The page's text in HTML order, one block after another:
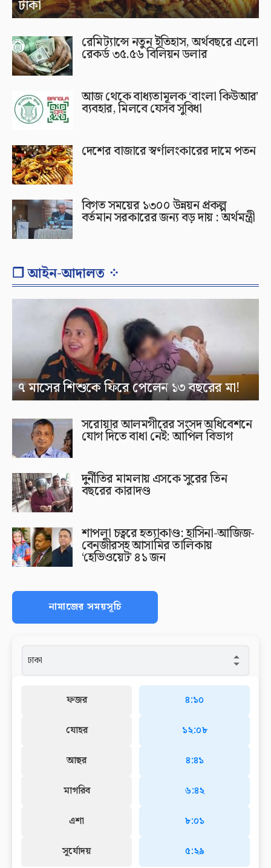
টাকা
রেমিট্যান্সে নতুন ইতিহাস, অর্থবছরে এলো
রেকর্ড ৩৫.৫৬ বিলিয়ন ডলার
আজ থেকে বাধ্যতামূলক ‘বাংলা কিউআর’
ব্যবহার, মিলবে যেসব সুবিধা
দেশের বাজারে স্বর্ণালংকারের দামে পতন
বিগত সময়ের ১৩০০ উন্নয়ন প্রকল্প
বর্তমান সরকারের জন্য বড় দায় : অর্থমন্ত্রী
❐ আইন-আদালত ⁘
৭ মাসের শিশুকে ফিরে পেলেন ১৩ বছরের মা!
সরোয়ার আলমগীরের সংসদ অধিবেশনে
যোগ দিতে বাধা নেই: আপিল বিভাগ
দুর্নীতির মামলায় এসকে সুরের তিন
বছরের কারাদণ্ড
শাপলা চত্বরে হত্যাকাণ্ড: হাসিনা-আজিজ-
বেনজীরসহ আসামির তালিকায়
‘হেভিওয়েট’ ৪১ জন
নামাজের সময়সূচি
ফজর
যোহর
আছর
মাগরিব
এশা
সূর্যোদয়
৪:১০
১২:০৮
৪:৪১
৬:৪২
৮:০১
৫:২৯